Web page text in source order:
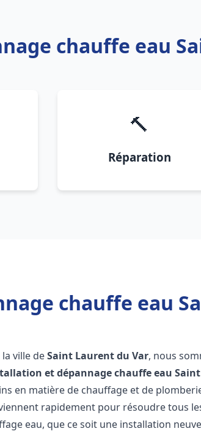
chauffe eau
🔨
Réparation
chauffe eau
la ville deSaint Laurent du Var, nous
et dépannage chauffe eau
en matière de chauffage et de
rapidement pour résoudre tous
eau, que ce soit une installation